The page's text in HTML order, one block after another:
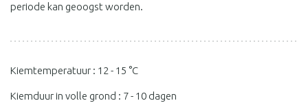
periode kan geoogst worden.
Kiemtemperatuur : 12 - 15 °C
Kiemduur in volle grond : 7 - 10 dagen